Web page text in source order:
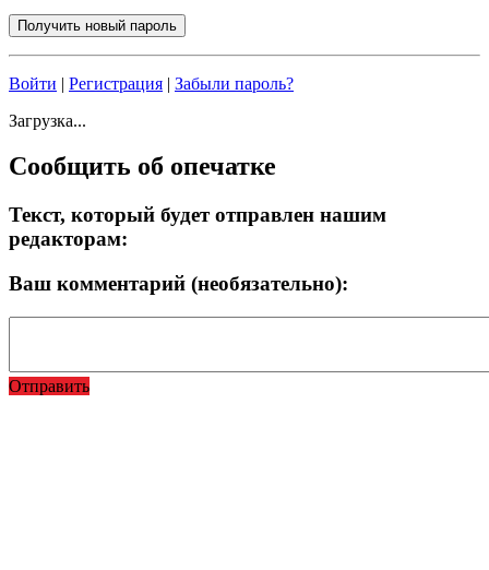
Войти | Регистрация | Забыли пароль?
Загрузка...
Сообщить об опечатке
Текст, который будет отправлен нашим
редакторам:
Ваш комментарий (необязательно):
Отправить